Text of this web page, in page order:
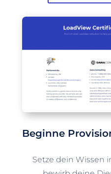
Beginne
Setze dein Wissen